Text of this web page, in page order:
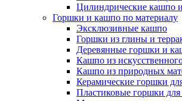
Цилиндрические кашпо
Горшки и кашпо по материалу
Эксклюзивные кашпо
Горшки из глины и
Деревянные горшки и
Кашпо из
Кашпо из природных
Керамические горшки
Пластиковые горшки для